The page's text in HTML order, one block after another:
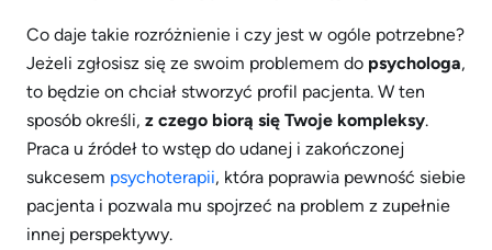
Co daje takie rozróżnienie i czy jest w ogóle potrzebne?
Jeżeli zgłosisz się ze swoim problemem do psychologa,
to będzie on chciał stworzyć profil pacjenta. W ten
sposób określi, z czego biorą się Twoje kompleksy.
Praca u źródeł to wstęp do udanej i zakończonej
sukcesem psychoterapii, która poprawia pewność siebie
pacjenta i pozwala mu spojrzeć na problem z zupełnie
innej perspektywy.